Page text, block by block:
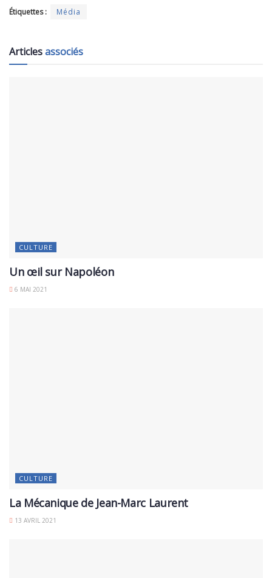
Étiquettes : Média
Articlesassociés
CULTURE
Un œil sur Napoléon
6 MAI 2021
CULTURE
La Mécanique de Jean-Marc Laurent
13 AVRIL 2021